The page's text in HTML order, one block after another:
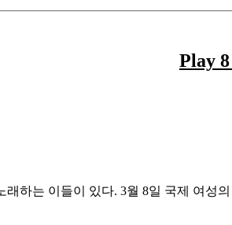
Play
하는 이들이 있다. 3월 8일 국제 여성